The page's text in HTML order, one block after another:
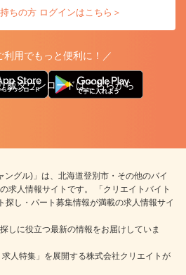
ちの方 ログインはこちら＞
利用でもっと便利に！／
版ダウンロードはこちらから
ングル)」は、北海道登別市・その他のバイ
求人情報サイトです。 「クリエイトバイト
探し・パート募集情報が満載の求人情報サイ
しに役立つ最新の情報をお届けしていま
人特集」を展開する株式会社クリエイトが